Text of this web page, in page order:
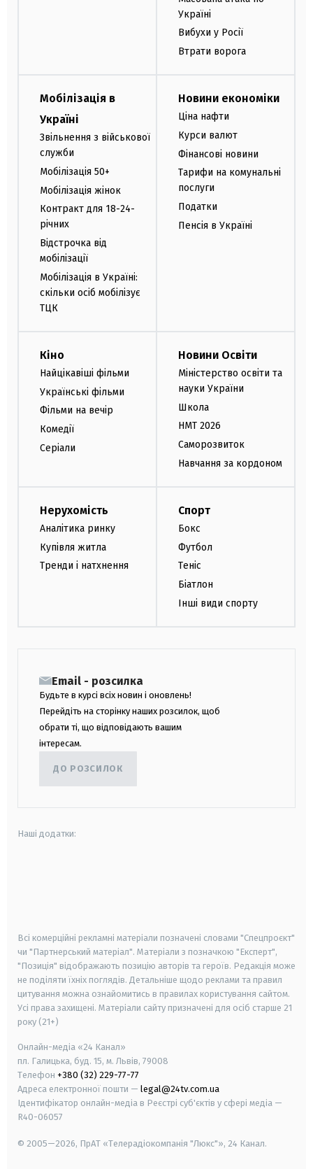
Україні
Вибухи у Росії
Втрати ворога
Мобілізація в
Україні
Звільнення з військової
служби
Мобілізація 50+
Мобілізація жінок
Контракт для 18-24-
річних
Відстрочка від
мобілізації
Мобілізація в Україні:
скільки осіб мобілізує
ТЦК
Новини економіки
Ціна нафти
Курси валют
Фінансові новини
Тарифи на комунальні
послуги
Податки
Пенсія в Україні
Кіно
Найцікавіші фільми
Українські фільми
Фільми на вечір
Комедії
Серіали
Новини Освіти
Міністерство освіти та
науки України
Школа
НМТ 2026
Саморозвиток
Навчання за кордоном
Нерухомість
Аналітика ринку
Купівля житла
Тренди і натхнення
Спорт
Бокс
Футбол
Теніс
Біатлон
Інші види спорту
Email - розсилка
Будьте в курсі всіх новин і оновлень!
Перейдіть на сторінку наших розсилок, щоб
обрати ті, що відповідають вашим
інтересам.
ДО РОЗСИЛОК
Наші додатки:
Всі комерційні рекламні матеріали позначені словами "Спецпроєкт"
чи "Партнерський матеріал". Матеріали з позначкою "Експерт",
"Позиція" відображають позицію авторів та героїв. Редакція може
не поділяти їхніх поглядів. Детальніше щодо реклами та правил
цитування можна ознайомитись в правилах користування сайтом.
Усі права захищені. Матеріали сайту призначені для осіб старше 21
року (21+)
Онлайн-медіа «24 Канал»
пл. Галицька, буд. 15, м. Львів, 79008
Телефон +380 (32) 229-77-77
Адреса електронної пошти — legal@24tv.com.ua
Ідентифікатор онлайн-медіа в Реєстрі суб'єктів у сфері медіа —
R40-06057
© 2005—2026, ПрАТ «Телерадіокомпанія "Люкс"», 24 Канал.